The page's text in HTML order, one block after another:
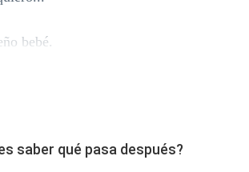
bebé.
saber qué pasa después?